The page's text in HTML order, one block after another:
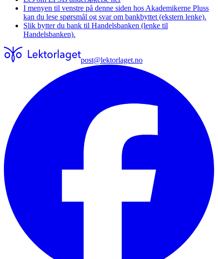
I menyen til venstre på denne siden hos Akademikerne Pluss
kan du lese spørsmål og svar om bankbyttet (ekstern lenke).
Slik bytter du bank til Handelsbanken (lenke til
Handelsbanken).
post@lektorlaget.no